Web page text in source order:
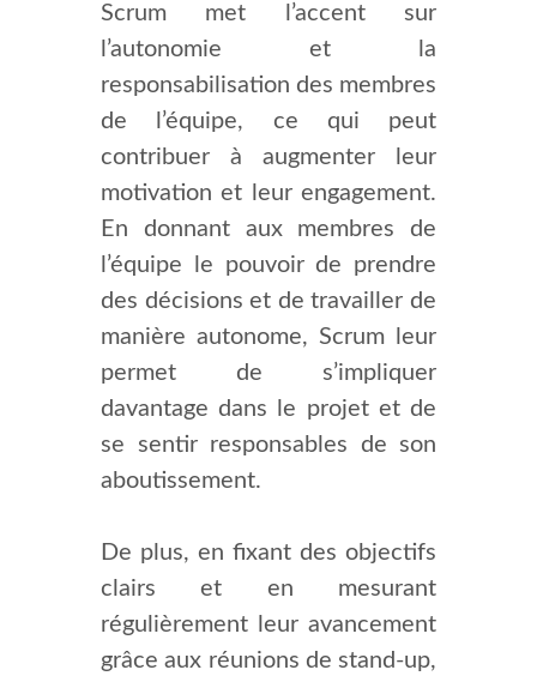
Scrum met l’accent sur
l’autonomie et la
responsabilisation des membres
de l’équipe, ce qui peut
contribuer à augmenter leur
motivation et leur engagement.
En donnant aux membres de
l’équipe le pouvoir de prendre
des décisions et de travailler de
manière autonome, Scrum leur
permet de s’impliquer
davantage dans le projet et de
se sentir responsables de son
aboutissement.
De plus, en fixant des objectifs
clairs et en mesurant
régulièrement leur avancement
grâce aux réunions de stand-up,